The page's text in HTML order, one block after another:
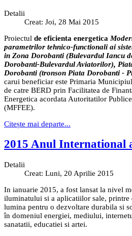
Detalii
Creat: Joi, 28 Mai 2015
Proiectul de eficienta energetica
parametrilor tehnico-functionali ai
in Zona Dorobanti (Bulevardul Iancu
Dorobanti-Bulevardul Aviatorilor),
Dorobanti (tronson Piata Dorobanti -
carui beneficiar este Primaria
de catre BERD prin Facilitatea de
Energetica acordata Autoritatilor
(MFFEE).
Citește mai departe...
2015 Anul International
Detalii
Creat: Luni, 20 Aprilie 2015
In ianuarie 2015, a fost lansat la nivel
iluminatului si a aplicatiilor sale, printre
lumina pentru o dezvoltare durabila si
în domeniul energiei, mediului,
sanatatii, educatiei si artei.